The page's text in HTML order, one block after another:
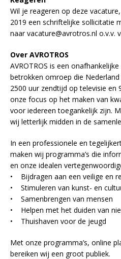
Wil je reageren op deze
2019 een schriftelijke sollicitatie
naar vacature@avrotros.nl o.v.v.
Over AVROTROS
AVROTROS is een
betrokken omroep die
2500 uur zendtijd op televisie en
onze focus op het maken van
voor iedereen toegankelijk zijn.
wij letterlijk midden in de
In een professionele en
maken wij programma’s die
en onze idealen
• Bijdragen aan een veilige en
• Stimuleren van kunst- en
• Samenbrengen van mensen
• Helpen met het duiden van
• Thuishaven voor de jeugd
Met onze programma’s, online
bereiken wij een groot publiek.